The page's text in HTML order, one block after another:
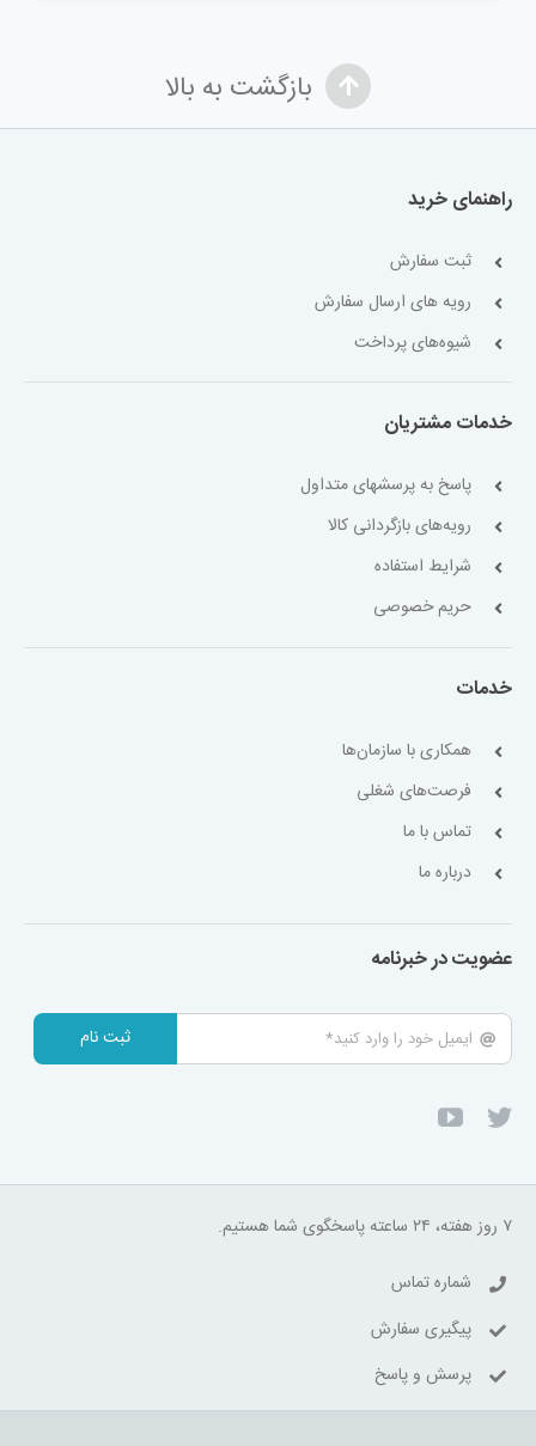
بازگشت به بالا
راهنمای خرید
ثبت سفارش
رویه های ارسال سفارش
شیوه‌های پرداخت
خدمات مشتریان
پاسخ به پرسشهای متداول
رویه‌های بازگردانی کالا
شرایط استفاده
حریم خصوصی
خدمات
همکاری با سازمان‌ها
فرصت‌های شغلی
تماس با ما
درباره ما
عضویت در خبرنامه
ثبت نام
۷ روز هفته، ۲۴ ساعته پاسخگوی شما هستیم.
شماره تماس
پیگیری سفارش
پرسش و پاسخ